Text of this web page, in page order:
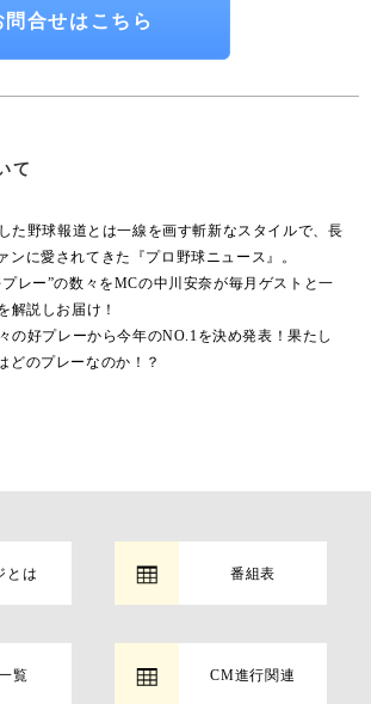
問合せはこちら
て
た野球報道とは一線を画す斬新なスタイルで、長
ンに愛されてきた『プロ野球ニュース』。
レー”の数々をMCの中川安奈が毎月ゲストと一
解説しお届け！
の好プレーから今年のNO.1を決め発表！果たし
どのプレーなのか！？
とは 番組表
覧 CM進行関連